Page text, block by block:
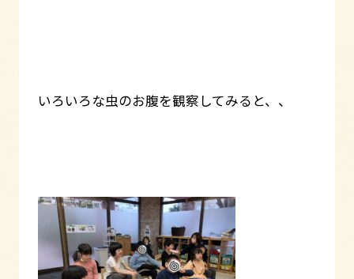
いろいろな虫のお腹を観察してみると、、